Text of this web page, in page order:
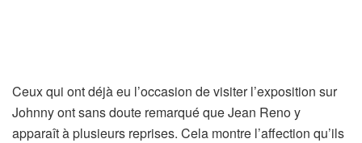
Ceux qui ont déjà eu l’occasion de visiter l’exposition sur
Johnny ont sans doute remarqué que Jean Reno y
apparaît à plusieurs reprises. Cela montre l’affection qu’ils